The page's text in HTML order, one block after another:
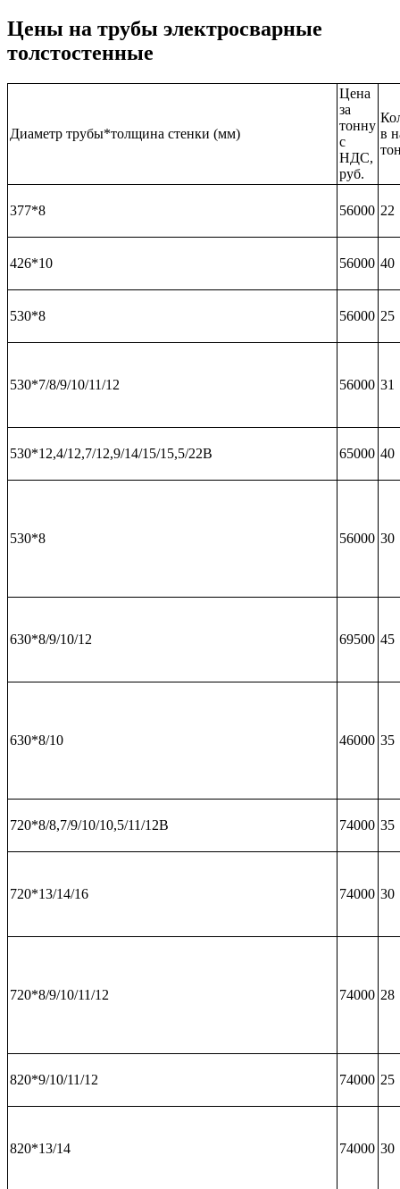
Цены на трубы электросварные
толстостенные
Диаметр трубы*толщина стенки (мм)
Цена
за
тонну
с
НДС,
руб.
в
377*8 56000 22
426*10 56000 40
530*8 56000 25
530*7/8/9/10/11/12 56000 31
530*12,4/12,7/12,9/14/15/15,5/22В 65000 40
530*8 56000 30
630*8/9/10/12 69500 45
630*8/10 46000 35
720*8/8,7/9/10/10,5/11/12В 74000 35
720*13/14/16 74000 30
720*8/9/10/11/12 74000 28
820*9/10/11/12 74000 25
820*13/14 74000 30